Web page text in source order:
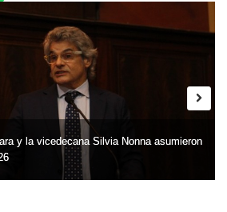
y la vicedecana Silvia Nonna asumieron
y la vicedecana Silvia Nonna asumieron